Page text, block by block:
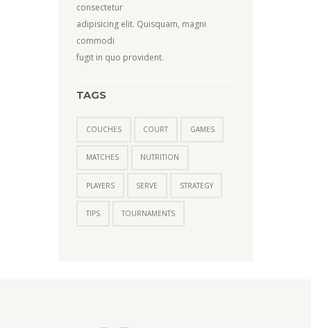
consectetur
adipisicing elit. Quisquam, magni
commodi
fugit in quo provident.
TAGS
COUCHES COURT GAMES
MATCHES NUTRITION
PLAYERS SERVE STRATEGY
TIPS TOURNAMENTS